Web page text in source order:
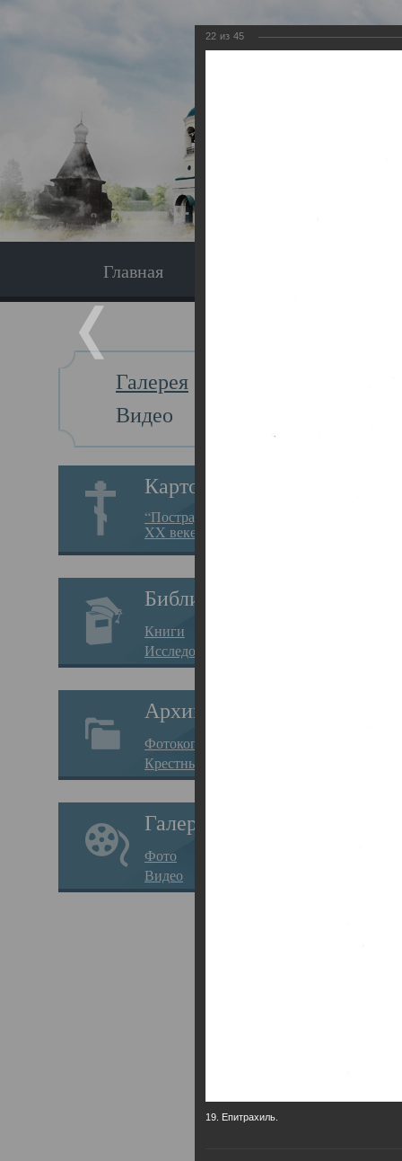
Главная
Галерея
Видео
Картотека
“Пострадавшие за веру в
XX веке на Севере”
Библиотека
Книги
Исследования
Архив
Фотокопии дел
Крестные ходы
Галерея
Фото
Видео
22 из 45
19. Епитрахиль.